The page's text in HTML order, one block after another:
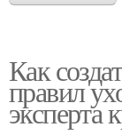
Как
правил
эксперта